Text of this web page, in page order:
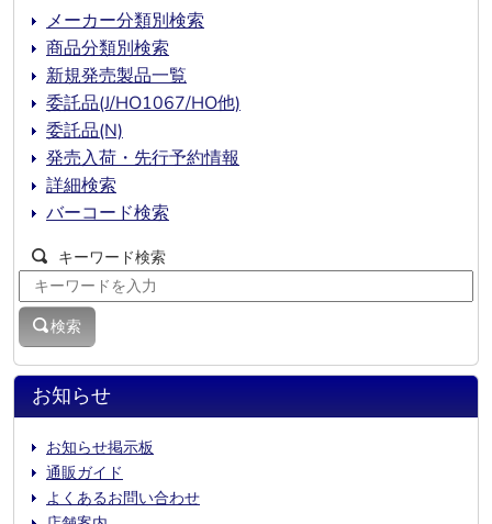
お知らせ
お知らせ掲示板
通販ガイド
よくあるお問い合わせ
メーカー分類別検索
商品分類別検索
新規発売製品一覧
委託品(J/HO1067/HO他)
委託品(N)
発売入荷・先行予約情報
詳細検索
バーコード検索
キーワード検索
検索